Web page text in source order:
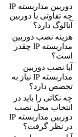
دوربین مداربسته IP
چه تفاوتی با دوربین
آنالوگ دارد؟
هزینه نصب دوربین
مداربسته IP چقدر
است؟
آیا نصب دوربین
مداربسته IP نیاز به
تخصص دارد؟
چه نکاتی را باید در
انتخاب محل نصب
دوربین مداربسته IP
در نظر گرفت؟